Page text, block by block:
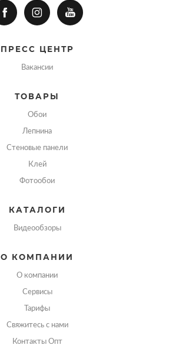
ПРЕСС ЦЕНТР
Вакансии
ТОВАРЫ
Обои
Лепнина
Стеновые панели
Клей
Фотообои
КАТАЛОГИ
Видеообзоры
О КОМПАНИИ
О компании
Сервисы
Тарифы
Свяжитесь с нами
Контакты Опт